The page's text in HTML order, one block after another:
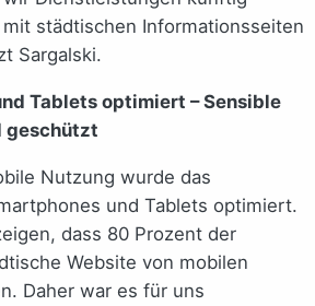
städtischen Informationsseiten
Sargalski.
Tablets optimiert – Sensible
geschützt
Nutzung wurde das
und Tablets optimiert.
dass 80 Prozent der
Website von mobilen
Daher war es für uns